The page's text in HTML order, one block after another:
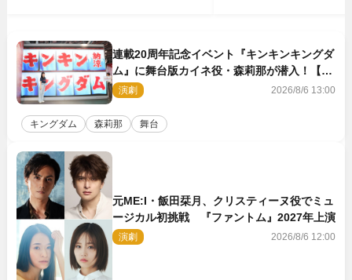
連載20周年記念イベント『キンキンキングダ
ム』に舞台版カイネ役・森莉那が潜入！【密
着レポート】
演劇 2026/8/6 13:00
キングダム 森莉那 舞台
元ME:I・飯田栞月、クリスティーヌ役でミュ
ージカル初挑戦 『ファントム』2027年上演
演劇 2026/8/6 12:00